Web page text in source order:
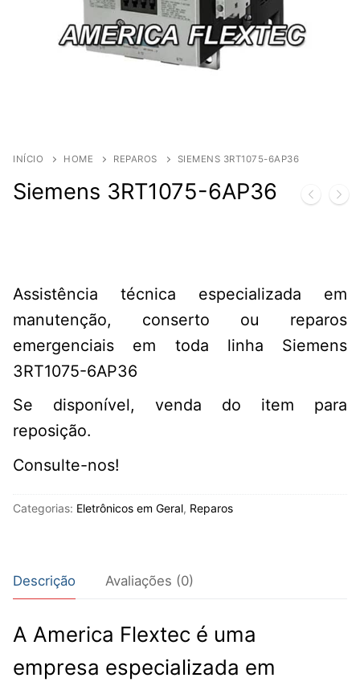
INÍCIO HOME REPAROS SIEMENS 3RT1075-6AP36
Siemens 3RT1075-6AP36
Assistência técnica especializada em
manutenção, conserto ou reparos
emergenciais em toda linha Siemens
3RT1075-6AP36
Se disponível, venda do item para
reposição.
Consulte-nos!
Categorias: Eletrônicos em Geral, Reparos
Descrição Avaliações (0)
A America Flextec é uma
empresa especializada em